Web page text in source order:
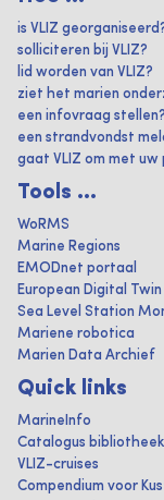
is VLIZ
solliciteren bij VLIZ?
lid worden van VLIZ?
ziet het marien
een infovraag stellen?
een strandvondst
gaat VLIZ om met uw
Tools ...
WoRMS
Marine Regions
EMODnet portaal
European Digital
Sea Level Station
Mariene robotica
Marien Data Archief
Quick links
MarineInfo
Catalogus bibliotheek
VLIZ-cruises
Compendium voor